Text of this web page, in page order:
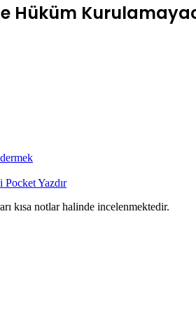
Hüküm
PocketYazdır
kısa notlar halinde incelenmektedir.